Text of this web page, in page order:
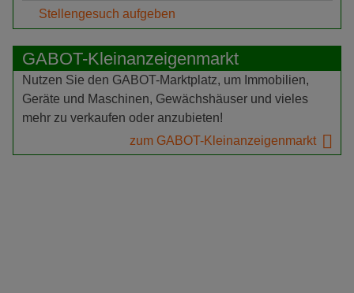
Stellengesuch aufgeben
GABOT-Kleinanzeigenmarkt
Nutzen Sie den GABOT-Marktplatz, um Immobilien,
Geräte und Maschinen, Gewächshäuser und vieles
mehr zu verkaufen oder anzubieten!
zum GABOT-Kleinanzeigenmarkt